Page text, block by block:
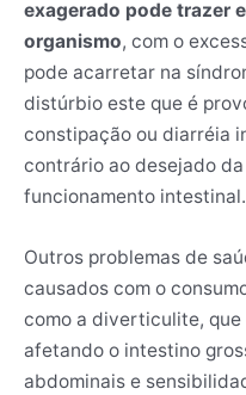
exagerado pode trazer
organismo, com o
pode acarretar na
distúrbio este que é
constipação ou diarréia
contrário ao desejado
funcionamento intestinal.
Outros problemas de
causados com o
como a diverticulite,
afetando o intestino
abdominais e